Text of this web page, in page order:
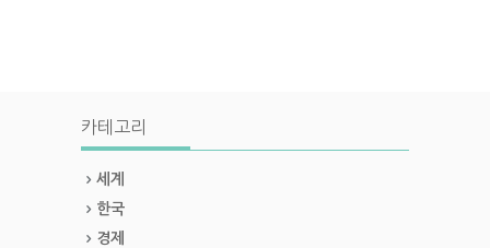
카테고리
세계
한국
경제